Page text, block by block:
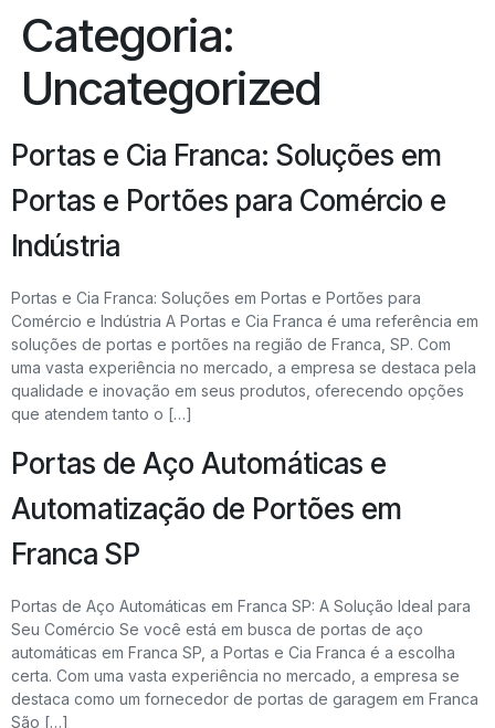
Categoria:
Uncategorized
Portas e Cia Franca: Soluções em
Portas e Portões para Comércio e
Indústria
Portas e Cia Franca: Soluções em Portas e Portões para
Comércio e Indústria A Portas e Cia Franca é uma referência em
soluções de portas e portões na região de Franca, SP. Com
uma vasta experiência no mercado, a empresa se destaca pela
qualidade e inovação em seus produtos, oferecendo opções
que atendem tanto o […]
Portas de Aço Automáticas e
Automatização de Portões em
Franca SP
Portas de Aço Automáticas em Franca SP: A Solução Ideal para
Seu Comércio Se você está em busca de portas de aço
automáticas em Franca SP, a Portas e Cia Franca é a escolha
certa. Com uma vasta experiência no mercado, a empresa se
destaca como um fornecedor de portas de garagem em Franca
São […]